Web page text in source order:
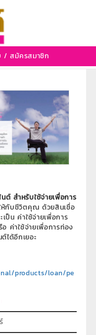
/สมัครสมาชิก
หมวดหมู่ย่อย:
ต์ สำหรับใช้จ่ายเพื่อการ
ห้กับชีวิตคุณ ด้วยสินเชื่อ
ป็น ค่าใช้จ่ายเพื่อการ
ค่าใช้จ่ายเพื่อการท่อง
ด้อีกเยอะ
products/loan/pe